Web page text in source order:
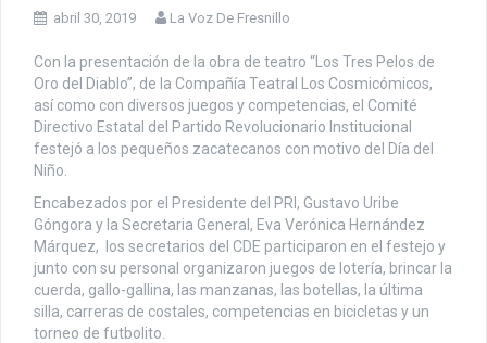
abril 30, 2019 La Voz De Fresnillo
Con la presentación de la obra de teatro “Los Tres Pelos de
Oro del Diablo”, de la Compañía Teatral Los Cosmicómicos,
así como con diversos juegos y competencias, el Comité
Directivo Estatal del Partido Revolucionario Institucional
festejó a los pequeños zacatecanos con motivo del Día del
Niño.
Encabezados por el Presidente del PRI, Gustavo Uribe
Góngora y la Secretaria General, Eva Verónica Hernández
Márquez, los secretarios del CDE participaron en el festejo y
junto con su personal organizaron juegos de lotería, brincar la
cuerda, gallo-gallina, las manzanas, las botellas, la última
silla, carreras de costales, competencias en bicicletas y un
torneo de futbolito.